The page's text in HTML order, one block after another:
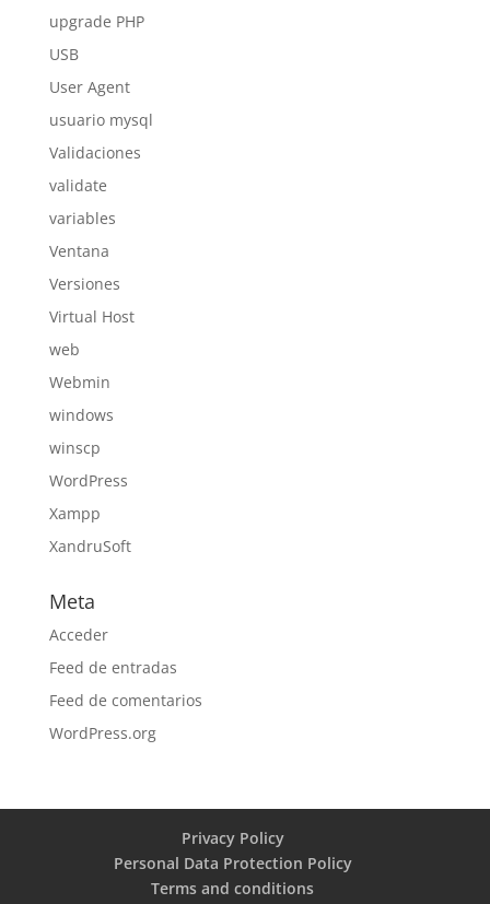
upgrade PHP
USB
User Agent
usuario mysql
Validaciones
validate
variables
Ventana
Versiones
Virtual Host
web
Webmin
windows
winscp
WordPress
Xampp
XandruSoft
Meta
Acceder
Feed de entradas
Feed de comentarios
WordPress.org
Privacy Policy
Personal Data Protection Policy
Terms and conditions